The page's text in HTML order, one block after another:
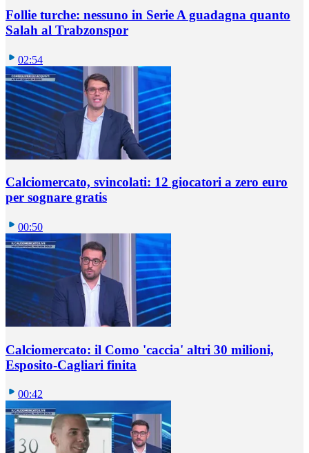
Follie turche: nessuno in Serie A guadagna quanto
Salah al Trabzonspor
02:54
Calciomercato, svincolati: 12 giocatori a zero euro
per sognare gratis
00:50
Calciomercato: il Como 'caccia' altri 30 milioni,
Esposito-Cagliari finita
00:42